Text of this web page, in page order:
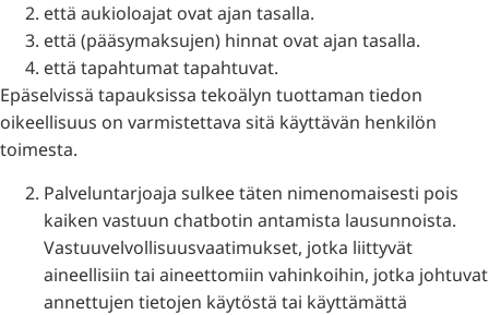
että aukioloajat ovat ajan tasalla.
että (pääsymaksujen) hinnat ovat ajan tasalla.
että tapahtumat tapahtuvat.
Epäselvissä tapauksissa tekoälyn tuottaman tiedon
oikeellisuus on varmistettava sitä käyttävän henkilön
toimesta.
Palveluntarjoaja sulkee täten nimenomaisesti pois
kaiken vastuun chatbotin antamista lausunnoista.
Vastuuvelvollisuusvaatimukset, jotka liittyvät
aineellisiin tai aineettomiin vahinkoihin, jotka johtuvat
annettujen tietojen käytöstä tai käyttämättä